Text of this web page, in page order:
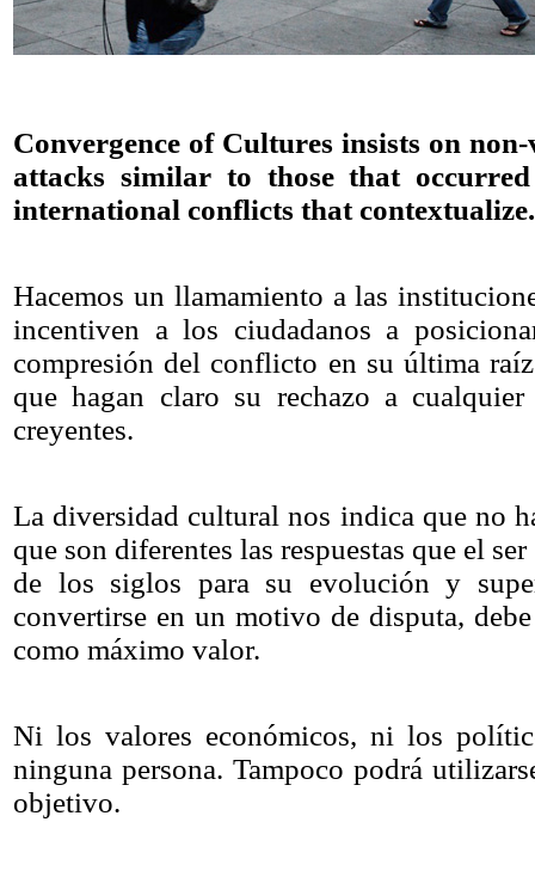
Convergence of Cultures insists on non-
attacks similar to those that occurred
international conflicts that contextualize.
Hacemos un llamamiento a las
incentiven a los ciudadanos a
compresión del conflicto en su última
que hagan claro su rechazo a
creyentes.
La diversidad cultural nos indica que no
que son diferentes las respuestas que el
de los siglos para su evolución y
convertirse en un motivo de disputa,
como máximo valor.
Ni los valores económicos, ni los
ninguna persona. Tampoco podrá
objetivo.